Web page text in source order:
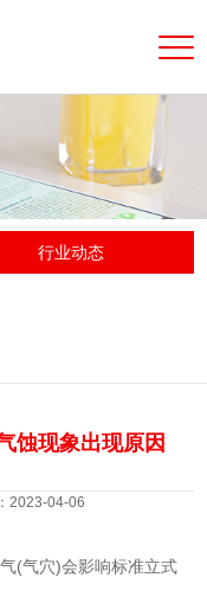
行业动态
蚀现象出现原因
2023-04-06
(气穴)会影响标准立式